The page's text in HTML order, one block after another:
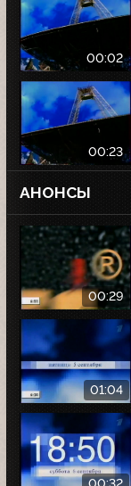
00:02
00:23
АНОНСЫ
00:29
01:04